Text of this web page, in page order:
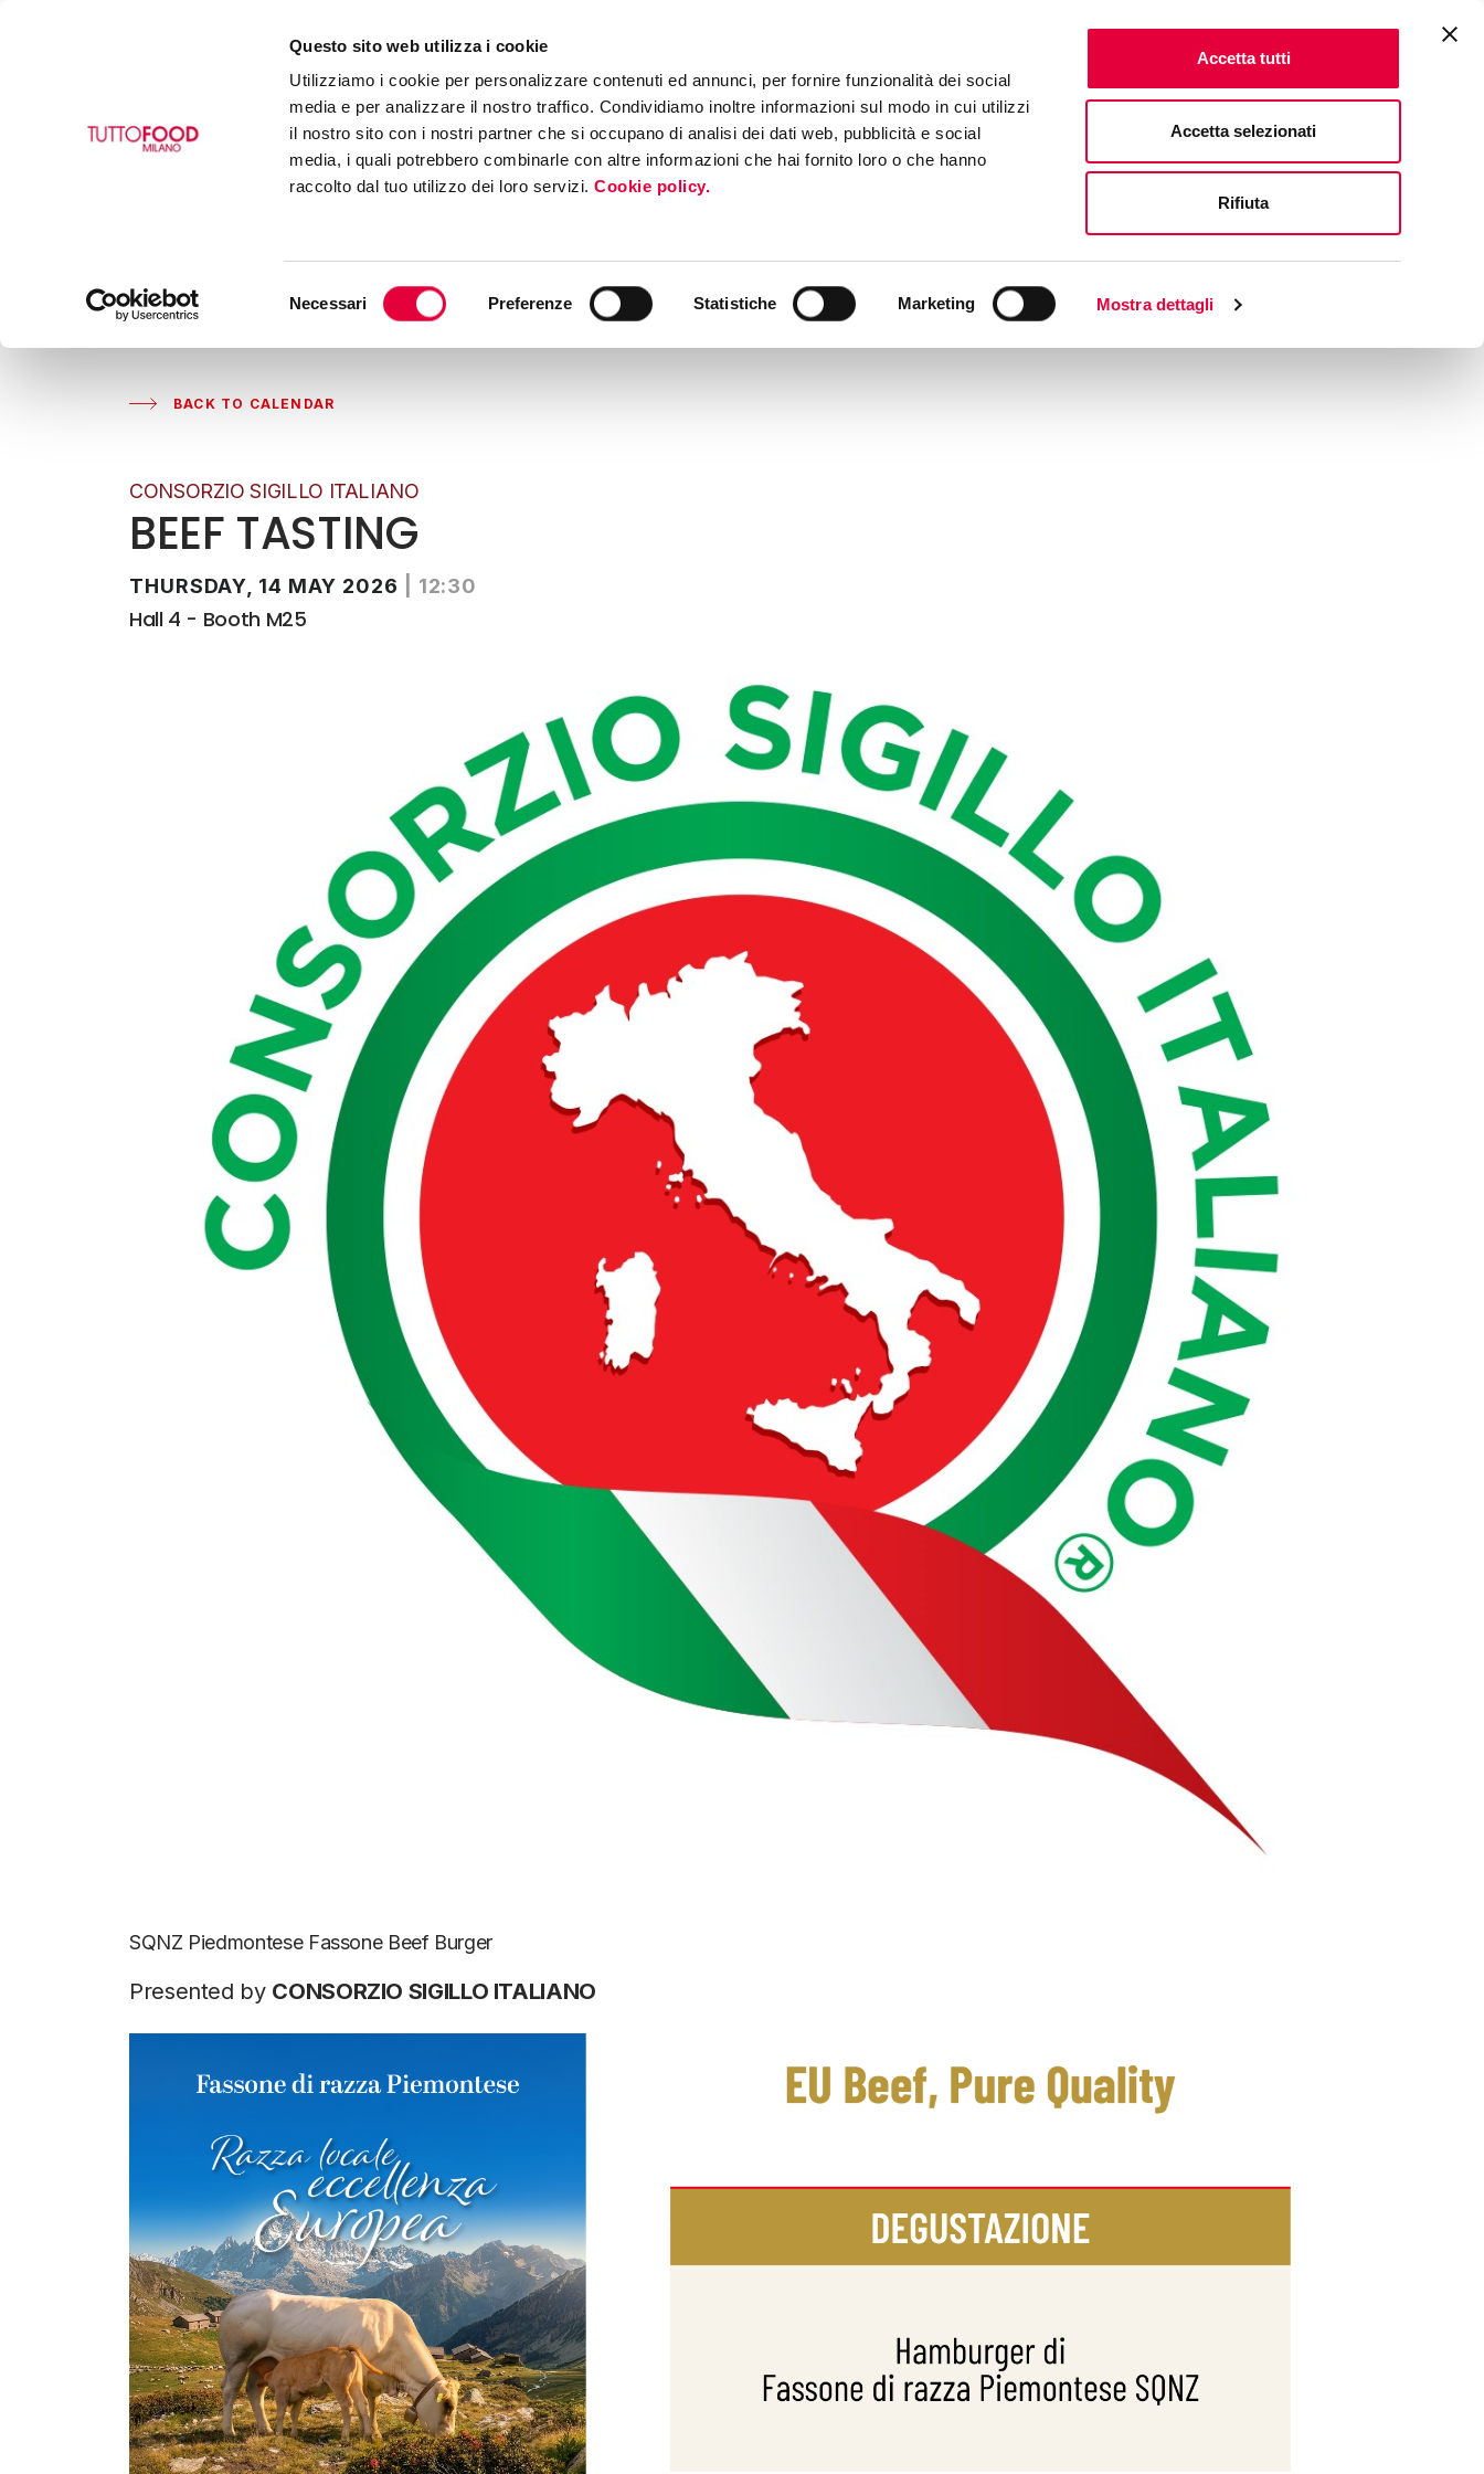
Questo sito web utilizza i cookie
Utilizziamo i cookie per personalizzare contenuti ed annunci, per fornire funzionalità dei social
media e per analizzare il nostro traffico. Condividiamo inoltre informazioni sul modo in cui utilizzi
il nostro sito con i nostri partner che si occupano di analisi dei dati web, pubblicità e social
media, i quali potrebbero combinarle con altre informazioni che hai fornito loro o che hanno
raccolto dal tuo utilizzo dei loro servizi.Cookie policy.
Necessari Preferenze Statistiche Marketing Mostra dettagli
Accetta tutti
Accetta selezionati
Rifiuta
BACK TO CALENDAR
CONSORZIO SIGILLO ITALIANO
BEEF TASTING
THURSDAY, 14 MAY 2026 12:30
Hall 4 - Booth M25
SQNZ Piedmontese Fassone Beef Burger
Presented by CONSORZIO SIGILLO ITALIANO